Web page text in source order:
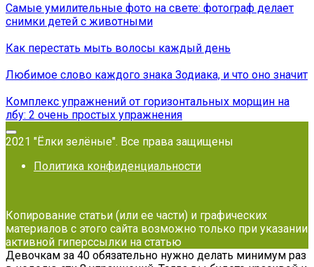
Самые умилительные фото на свете: фотограф делает
снимки детей с животными
Как перестать мыть волосы каждый день
Любимое слово каждого знака Зодиака, и что оно значит
Комплекс упражнений от горизонтальных морщин на
лбу: 2 очень простых упражнения
2021 "Ёлки зелёные". Все права защищены
Политика конфиденциальности
Копирование статьи (или ее части) и графических
материалов с этого сайта возможно только при указании
активной гиперссылки на статью
Девочкам за 40 обязательно нужно делать минимум раз